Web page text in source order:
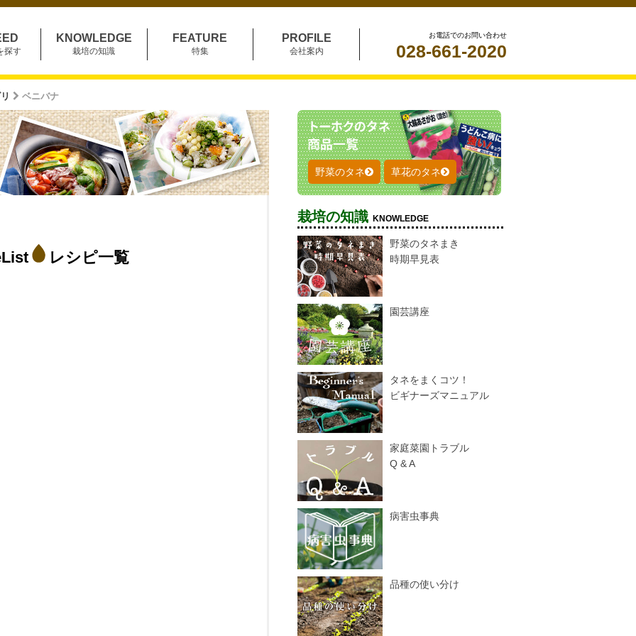
探す
KNOWLEDGE
栽培の知識
FEATURE
特集
PROFILE
会社案内
お電話でのお問い合わせ
028-661-2020
ベニバナ
レシピ一覧
野菜のタネ 草花のタネ
栽培の知識 KNOWLEDGE
野菜のタネまき
時期早見表
園芸講座
タネをまくコツ！
ビギナーズマニュアル
家庭菜園トラブル
Q & A
病害虫事典
品種の使い分け